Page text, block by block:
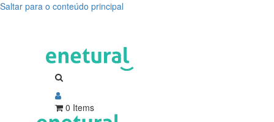
Saltar para o conteúdo principal
0 Items